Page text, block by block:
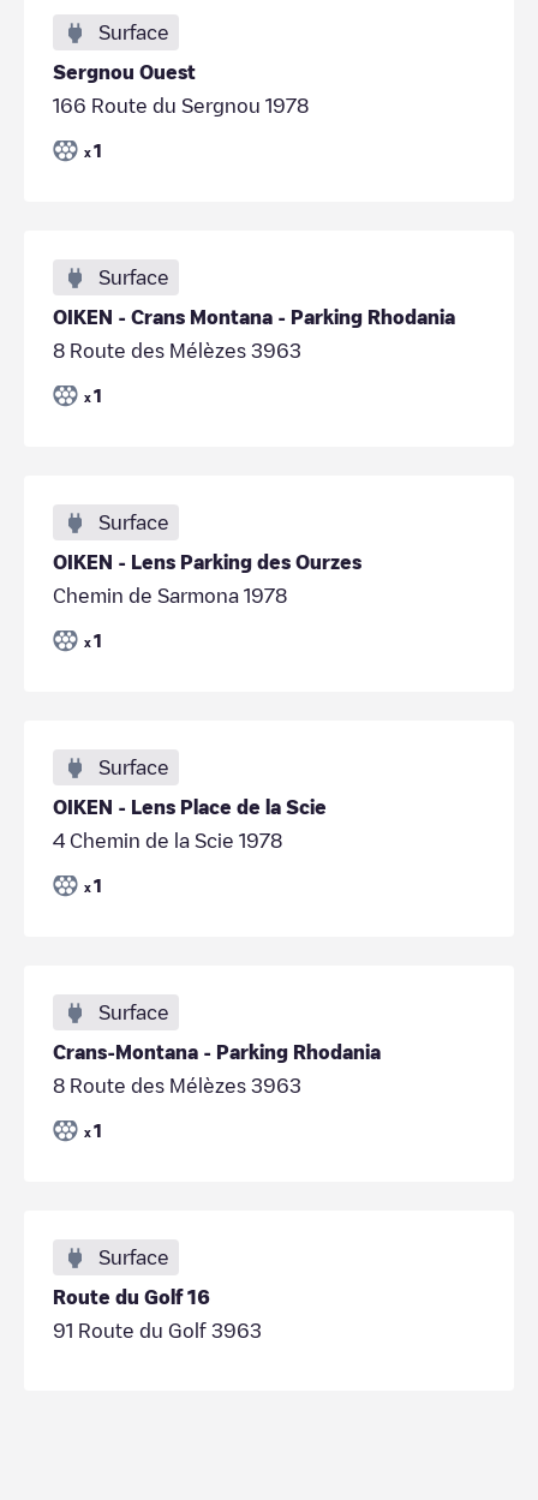
Surface
Sergnou Ouest
166 Route du Sergnou 1978
x 1
Surface
OIKEN - Crans Montana - Parking Rhodania
8 Route des Mélèzes 3963
x 1
Surface
OIKEN - Lens Parking des Ourzes
Chemin de Sarmona 1978
x 1
Surface
OIKEN - Lens Place de la Scie
4 Chemin de la Scie 1978
x 1
Surface
Crans-Montana - Parking Rhodania
8 Route des Mélèzes 3963
x 1
Surface
Route du Golf 16
91 Route du Golf 3963